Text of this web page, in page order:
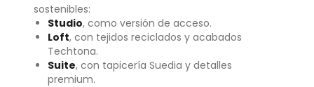
sostenibles:
Studio, como versión de acceso.
Loft, con tejidos reciclados y acabados
Techtona.
Suite, con tapicería Suedia y detalles
premium.